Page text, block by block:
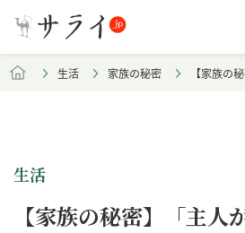
生活 家族の秘密 【家族の
生活
【家族の秘密】「主人